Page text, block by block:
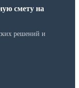
смету на
решений и